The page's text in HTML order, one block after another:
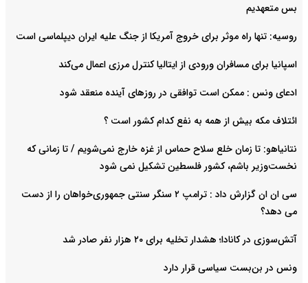
بس متعهدیم
روسیه: تنها راه موثر برای خروج آمریکا از جنگ علیه ایران دیپلماسی است
اسپانیا برای مسافران ورودی از ایتالیا کنترل مرزی اعمال می‌کند
ادعای ونس : ممکن است توافقی در روزهای آینده منعقد شود
ائتلاف مکه بیش از همه به نفع کدام کشور است ؟
نتانیاهو: تا زمان خلع سلاح حماس از غزه خارج نمی‌شویم / تا زمانی که
نخست‌وزیر باشم، کشور فلسطین تشکیل نمی شود
سی ان ان گزارش داد : ترامپ ۲ سنگر سنتی جمهوری‌خواهان را از دست
می دهد؟
آتش‌سوزی در کانادا؛ هشدار تخلیه برای ۲۰ هزار نفر صادر شد
ونس در بن‌بست سیاسی قرار دارد